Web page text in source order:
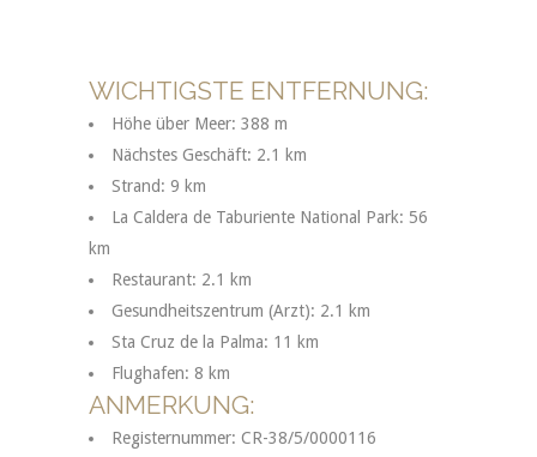
WICHTIGSTE ENTFERNUNG:
Höhe über Meer: 388 m
Nächstes Geschäft: 2.1 km
Strand: 9 km
La Caldera de Taburiente National Park: 56
km
Restaurant: 2.1 km
Gesundheitszentrum (Arzt): 2.1 km
Sta Cruz de la Palma: 11 km
Flughafen: 8 km
ANMERKUNG:
Registernummer: CR-38/5/0000116